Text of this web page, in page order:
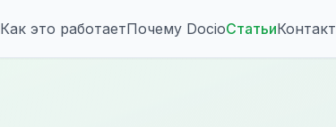
Как это работаетПочему DocioСтатьи